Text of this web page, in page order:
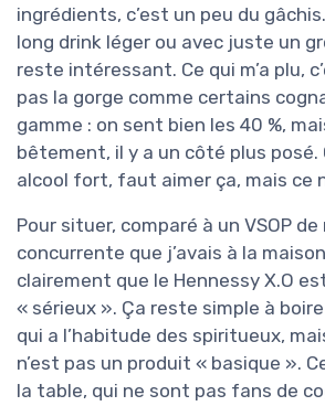
ingrédients, c’est un peu du
long drink léger ou avec juste un
reste intéressant. Ce qui m’a plu,
pas la gorge comme certains
gamme : on sent bien les 40 %,
bêtement, il y a un côté plus posé.
alcool fort, faut aimer ça, mais ce
Pour situer, comparé à un VSOP de
concurrente que j’avais à la
clairement que le Hennessy X.O
« sérieux ». Ça reste simple à
qui a l’habitude des spiritueux,
n’est pas un produit « basique ».
la table, qui ne sont pas fans de